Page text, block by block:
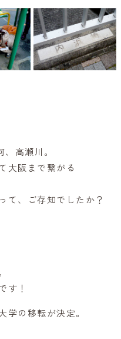
高瀬川。
大阪まで繋がる
て、ご存知でしたか？
す！
学の移転が決定。